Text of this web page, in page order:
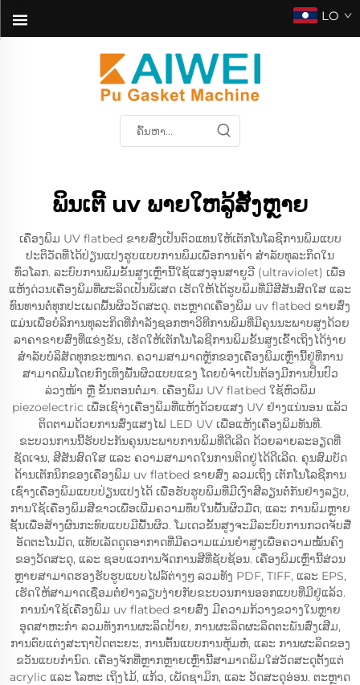
LO
ພິນເຕີ້ uv ພາຍໃຫລູ້ສັ້ງຫຼາຍ
ເຄື່ອງພິມ UV flatbed ຂາຍສົ່ງເປັນຕົວແທນໃຫ້ເຕັກໂນໂລຊີການພິມແບບ
ປະຕິວັດທີ່ໄດ້ປ່ຽນແປງຮູບແບບການພິມເພື່ອການຄ້າ ສຳລັບທຸລະກິດໃນ
ທົ່ວໂລກ. ລະບົບການພິມຂັ້ນສູງເຫຼົ່ານີ້ໃຊ້ແສງອຸນສາຍູວີ (ultraviolet) ເພື່ອ
ແຫ້ງດ່ວນເຄື່ອງພິມທີ່ຜະລິດເປັນພິເສດ ເຮັດໃຫ້ໄດ້ຮູບພິມທີ່ມີສີສັນສົດໃສ ແລະ
ທົນທານຕໍ່ທຸກປະເພດພື້ນຜິວວັດສະດຸ. ຕະຫຼາດເຄື່ອງພິມ uv flatbed ຂາຍສົ່ງ
ແມ່ນເພື່ອບໍລິການທຸລະກິດທີ່ກຳລັງຊອກຫາວິທີການພິມທີ່ມີຄຸນນະພາບສູງດ້ວຍ
ລາຄາຂາຍສົ່ງທີ່ແຂ່ງຂັນ, ເຮັດໃຫ້ເຕັກໂນໂລຊີການພິມຂັ້ນສູງເຂົ້າເຖິງໄດ້ງ່າຍ
ສຳລັບບໍລິສັດທຸກຂະໜາດ. ຄວາມສາມາດຫຼັກຂອງເຄື່ອງພິມເຫຼົ່ານີ້ຢູ່ທີ່ການ
ສາມາດພິມໂດຍກົງເທິງພື້ນຜິວແບບແຂງ ໂດຍບໍ່ຈຳເປັນຕ້ອງມີການປິ່ນປົວ
ລ່ວງໜ້າ ຫຼື ຂັ້ນຕອນຕໍ່ມາ. ເຄື່ອງພິມ UV flatbed ໃຊ້ຫົວພິມ
piezoelectric ເພື່ອເຊົາ່ງເຄື່ອງພິມທີ່ແຫ້ງດ້ວຍແສງ UV ຢ່າງແນ່ນອນ ແລ້ວ
ຕິດຕາມດ້ວຍການສົ່ງແສງໄຟ LED UV ເພື່ອແຫ້ງເຄື່ອງພິມທັນທີ.
ຂະບວນການນີ້ຮັບປະກັນຄຸນນະພາບການພິມທີ່ດີເລີດ ດ້ວຍລາຍລະອຽດທີ່
ຊັດເຈນ, ສີສັນສົດໃສ ແລະ ຄວາມສາມາດໃນການຕິດຢູ່ໄດ້ດີເລີດ. ຄຸນສົມບັດ
ດ້ານເຕັກນິກຂອງເຄື່ອງພິມ uv flatbed ຂາຍສົ່ງ ລວມເຖິງ ເຕັກໂນໂລຊີການ
ເຊົ່າງເຄື່ອງພິມແບບປ່ຽນແປງໄດ້ ເພື່ອຮັບຮູບພິມທີ່ມີເງົາສີລຽນຕໍ່ກັນຢ່າງລຽບ,
ການໃຊ້ເຄື່ອງພິມສີຂາວເພື່ອເພີ່ມຄວາມທຶບໃນພື້ນຜິວມືດ, ແລະ ການພິມຫຼາຍ
ຊັ້ນເພື່ອສ້າງຜົນກະທົບແບບມີພື້ນຜິວ. ໂມເດວຂັ້ນສູງຈະມີລະບົບການກວດຈັບສື່
ອັດຕະໂນມັດ, ແທັບເລັດດູດອາກາດທີ່ມີຄວາມແມ່ນຍຳສູງເພື່ອຄວາມໝັ້ນຄົງ
ຂອງວັດສະດຸ, ແລະ ຊອບແວການຈັດການສີທີ່ຊັບຊ້ອນ. ເຄື່ອງພິມເຫຼົ່ານີ້ສ່ວນ
ຫຼາຍສາມາດຮອງຮັບຮູບແບບໄຟລ໌ຕ່າງໆ ລວມທັງ PDF, TIFF, ແລະ EPS,
ເຮັດໃຫ້ສາມາດເຊື່ອມຕໍ່ຢ່າງລຽບງ່າຍກັບຂະບວນການອອກແບບທີ່ມີຢູ່ແລ້ວ.
ການນຳໃຊ້ເຄື່ອງພິມ uv flatbed ຂາຍສົ່ງ ມີຄວາມກ້ວາງຂວາງໃນຫຼາຍ
ອຸດສາຫະກຳ ລວມທັງການຜະລິດປ້າຍ, ການຜະລິດຜະລິດຕະພັນສົ່ງເສີມ,
ການຕົບແຕ່ງສະຖາປັດຕະຍະ, ການຕົ້ນແບບການຫຸ້ມຫໍ່, ແລະ ການຜະລິດຂອງ
ຂວັນແບບກຳນົດ. ເຄື່ອງຈັກທີ່ຫຼາກຫຼາຍເຫຼົ່ານີ້ສາມາດພິມໃສ່ວັດສະດຸຕັ້ງແຕ່
acrylic ແລະ ໂລຫະ ເຖິງໄມ້, ແກ້ວ, ເພັດຊາມິກ, ແລະ ວັດສະດຸອ່ອນ. ຕະຫຼາດ